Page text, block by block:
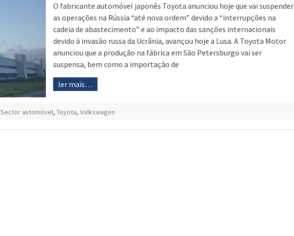
O fabricante automóvel japonês Toyota anunciou hoje que vai suspender
as operações na Rússia “até nova ordem” devido a “interrupções na
cadeia de abastecimento” e ao impacto das sanções internacionais
devido à invasão russa da Ucrânia, avançou hoje a Lusa. A Toyota Motor
anunciou que a produção na fábrica em São Petersburgo vai ser
suspensa, bem como a importação de
ler mais…
Sector automóvel, Toyota, Volkswagen